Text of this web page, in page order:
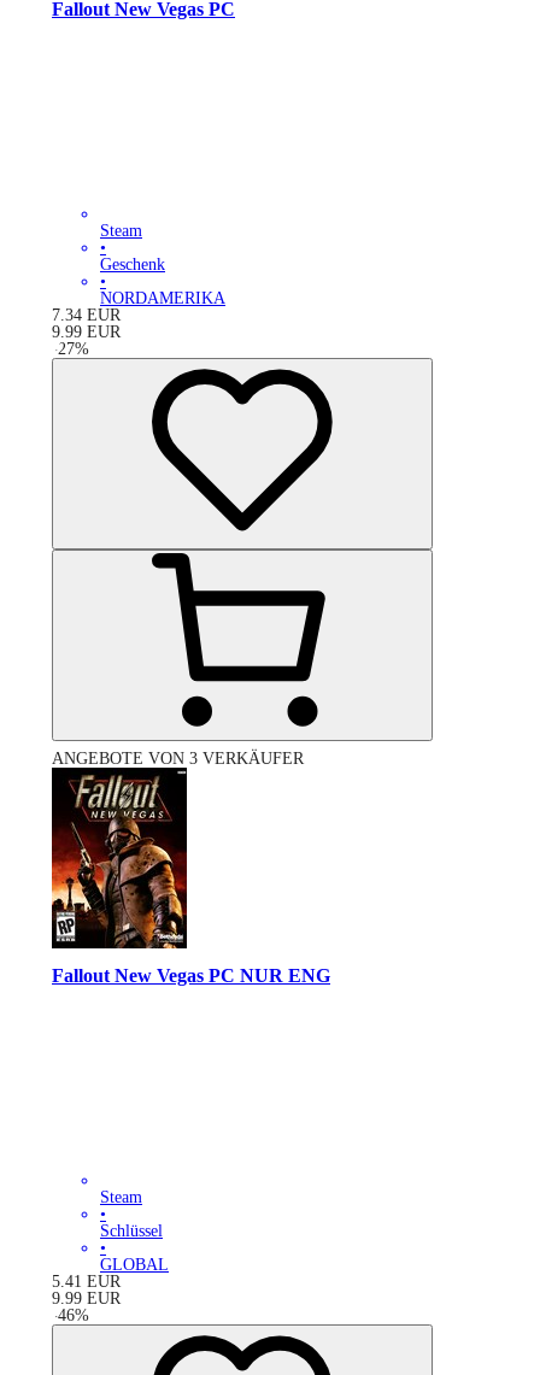
Fallout New Vegas PC
Steam
•
Geschenk
•
NORDAMERIKA
7.34 EUR
9.99 EUR
-27%
ANGEBOTE VON 3 VERKÄUFER
Fallout New Vegas PC NUR ENG
Steam
•
Schlüssel
•
GLOBAL
5.41 EUR
9.99 EUR
-46%